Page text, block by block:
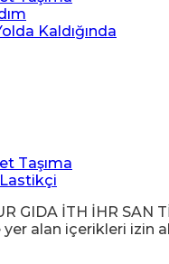
Kaldığında
Taşıma
GIDA İTH İHR
alan içerikleri